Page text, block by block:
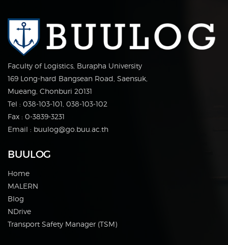
Faculty of Logistics, Burapha University
169 Long-hard Bangsean Road, Saensuk,
Mueang, Chonburi 20131
Tel : 038-103-101, 038-103-102
Fax : 0-3839-3231
Email : buulog@go.buu.ac.th
BUULOG
Home
MALERN
Blog
NDrive
Transport Safety Manager (TSM)